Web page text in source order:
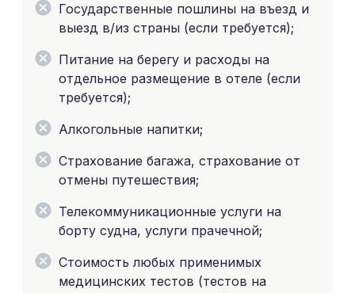
Государственные пошлины на въезд и
выезд в/из страны (если требуется);
Питание на берегу и расходы на
отдельное размещение в отеле (если
требуется);
Алкогольные напитки;
Страхование багажа, страхование от
отмены путешествия;
Телекоммуникационные услуги на
борту судна, услуги прачечной;
Стоимость любых применимых
медицинских тестов (тестов на